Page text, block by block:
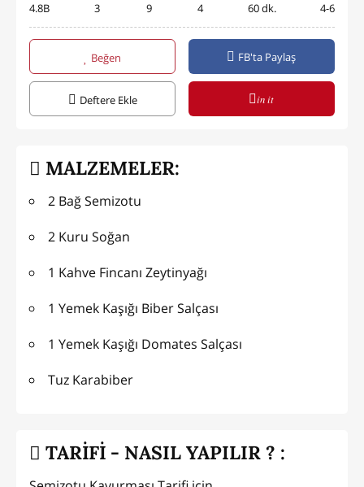
4.8B 3 9 4 60 dk. 4-6
Beğen FB'ta Paylaş
Deftere Ekle in it
MALZEMELER:
2 Bağ Semizotu
2 Kuru Soğan
1 Kahve Fincanı Zeytinyağı
1 Yemek Kaşığı Biber Salçası
1 Yemek Kaşığı Domates Salçası
Tuz Karabiber
TARİFİ - NASIL YAPILIR ? :